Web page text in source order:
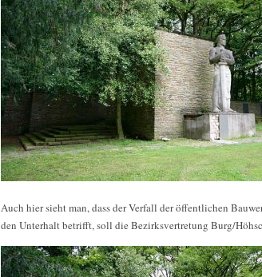
Auch hier sieht man, dass der Verfall der öffentlichen
den Unterhalt betrifft, soll die Bezirksvertretung Burg/